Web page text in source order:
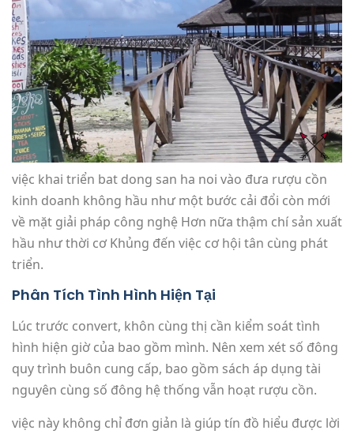
việc khai triển bat dong san ha noi vào đưa rượu cồn
kinh doanh không hầu như một bước cải đổi còn mới
về mặt giải pháp công nghệ Hơn nữa thậm chí sản xuất
hầu như thời cơ Khủng đến việc cơ hội tân cùng phát
triển.
Phân Tích Tình Hình Hiện Tại
Lúc trước convert, khôn cùng thị cần kiểm soát tình
hình hiện giờ của bao gồm mình. Nên xem xét số đông
quy trình buôn cung cấp, bao gồm sách áp dụng tài
nguyên cùng số đông hệ thống vẫn hoạt rượu cồn.
việc này không chỉ đơn giản là giúp tín đồ hiểu được lời